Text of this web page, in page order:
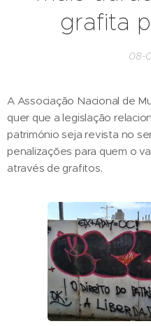
grafita
08-
A Associação Nacional de
quer que a legislação
património seja revista no
penalizações para quem o
através de grafitos.